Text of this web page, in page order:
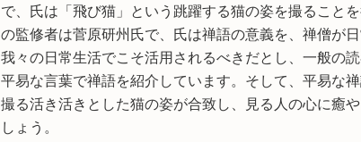
で、氏は「飛び猫」という跳躍する猫の姿を撮ること
の監修者は菅原研州氏で、氏は禅語の意義を、禅僧が日
我々の日常生活でこそ活用されるべきだとし、一般の
平易な言葉で禅語を紹介しています。そして、平易な
撮る活き活きとした猫の姿が合致し、見る人の心に癒
しょう。